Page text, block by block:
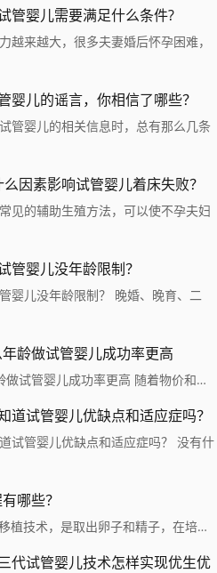
管婴儿需要满足什么条件?
来越大，很多夫妻婚后怀孕困难，
婴儿的谣言，你相信了哪些？
管婴儿的相关信息时，总有那么几条
因素影响试管婴儿着床失败？
见的辅助生殖方法，可以使不孕夫妇
管婴儿没年龄限制？
婴儿没年龄限制？ 晚婚、晚育、二
龄做试管婴儿成功率更高
做试管婴儿成功率更高 随着物价和…
道试管婴儿优缺点和适应症吗？
试管婴儿优缺点和适应症吗？ 没有什
哪些？
植技术，是取出卵子和精子，在培…
代试管婴儿技术怎样实现优生优